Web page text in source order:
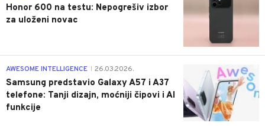
Honor 600 na testu: Nepogrešiv izbor
za uloženi novac
AWESOME INTELLIGENCE 26.03.2026.
Samsung predstavio Galaxy A57 i A37
telefone: Tanji dizajn, moćniji čipovi i AI
funkcije